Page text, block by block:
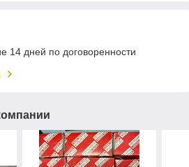
14 дней по договоренности